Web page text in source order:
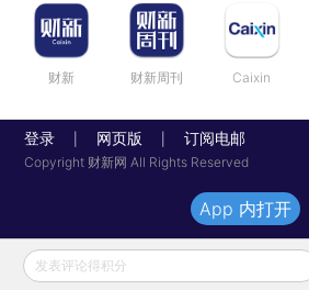
财新 财新周刊 Caixin
登录 网页版 订阅电邮
Copyright 财新网 All Rights Reserved
发表评论得积分
App 内打开